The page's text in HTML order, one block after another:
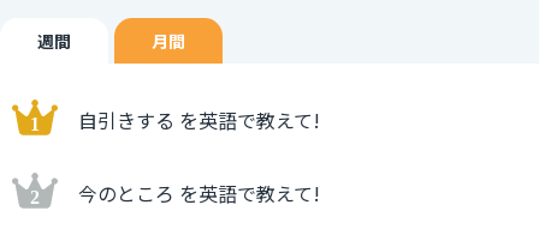
週間 月間
自引きする を英語で教えて!
今のところ を英語で教えて!